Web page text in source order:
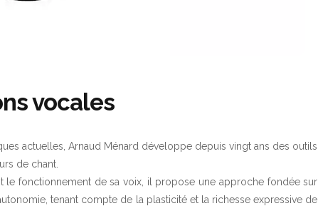
vocales
actuelles, Arnaud Ménard développe depuis vingt ans des outils
de chant.
le fonctionnement de sa voix, il propose une approche fondée sur
tenant compte de la plasticité et la richesse expressive de